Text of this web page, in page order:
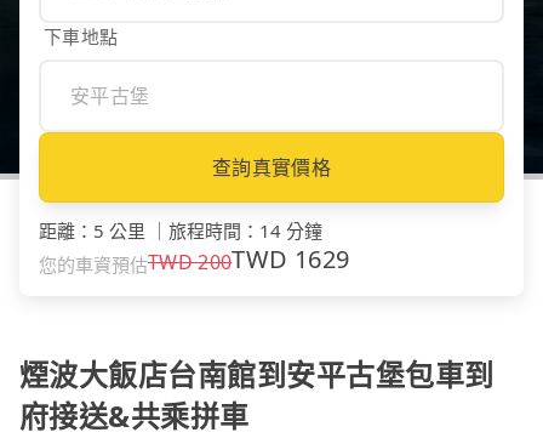
下車地點
查詢真實價格
距離 ： 5 公里 旅程時間 ： 14 分鐘
您的車資預估TWD200TWD 1629
煙波大飯店台南館到安平古堡包車到
府接送&共乘拼車